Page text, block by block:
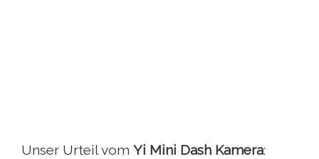
Unser Urteil vom Yi Mini Dash Kamera: